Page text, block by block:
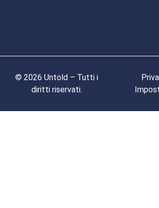
© 2026 Untold – Tutti i
diritti riservati.